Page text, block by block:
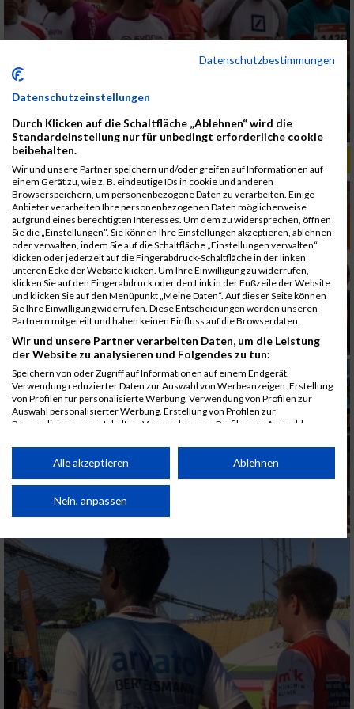
Datenschutzbestimmungen
Datenschutzeinstellungen
Durch Klicken auf die Schaltfläche „Ablehnen“ wird die
Standardeinstellung nur für unbedingt erforderliche cookie
beibehalten.
Wir und unsere Partner speichern und/oder greifen auf Informationen auf
einem Gerät zu, wie z. B. eindeutige IDs in cookie und anderen
Browserspeichern, um personenbezogene Daten zu verarbeiten. Einige
Anbieter verarbeiten Ihre personenbezogenen Daten möglicherweise
aufgrund eines berechtigten Interesses. Um dem zu widersprechen, öffnen
Sie die „Einstellungen“. Sie können Ihre Einstellungen akzeptieren, ablehnen
oder verwalten, indem Sie auf die Schaltfläche „Einstellungen verwalten“
klicken oder jederzeit auf die Fingerabdruck-Schaltfläche in der linken
unteren Ecke der Website klicken. Um Ihre Einwilligung zu widerrufen,
klicken Sie auf den Fingerabdruck oder den Link in der Fußzeile der Website
und klicken Sie auf den Menüpunkt „Meine Daten“. Auf dieser Seite können
Sie Ihre Einwilligung widerrufen. Diese Entscheidungen werden unseren
Partnern mitgeteilt und haben keinen Einfluss auf die Browserdaten.
Wir und unsere Partner verarbeiten Daten, um die Leistung
der Website zu analysieren und Folgendes zu tun:
Speichern von oder Zugriff auf Informationen auf einem Endgerät.
Verwendung reduzierter Daten zur Auswahl von Werbeanzeigen. Erstellung
von Profilen für personalisierte Werbung. Verwendung von Profilen zur
Auswahl personalisierter Werbung. Erstellung von Profilen zur
Personalisierung von Inhalten. Verwendung von Profilen zur Auswahl
Performance von Inhalten. Analyse von Zielgruppen durch Statistiken oder
Kombinationen von Daten aus verschiedenen Quellen. Entwicklung und
von Inhalten.
Daten können außerhalb der Europäischen Union weitergegeben und in die
Website/App.
Partnerliste anzeigen (1 IAB-Anbieter)
Wir nutzen Ihre Daten für folgende Zwecke:
IAB-Verarbeitungszwecke:
Speichern von oder Zugriff auf Informationen
auf einem Endgerät
Verwendung reduzierter Daten zur Auswahl
von Werbeanzeigen
Alle akzeptieren Ablehnen
Nein, anpassen